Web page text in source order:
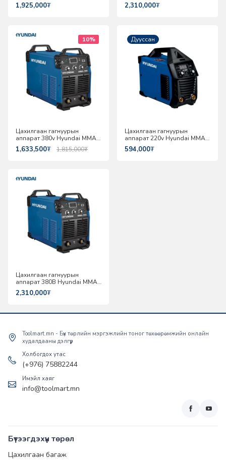
1,925,000₮ 2,310,000₮
10%
Цахилгаан гагнуурын
аппарат 380v Hyundai MMA-
380
1,633,500₮ 1,815,000₮
Дууссан
Цахилгаан гагнуурын
аппарат 220v Hyundai MMA-
200P
594,000₮
Цахилгаан гагнуурын
аппарат 380В Hyundai MMA-
500
2,310,000₮
Toolmart.mn - Бүх төрлийн мэргэжлийн тоног төхөөрөмжийн онлайн
худалдааны дэлгүүр
Холбогдох утас
(+976) 75882244
Имэйл хаяг
info@toolmart.mn
Бүтээгдэхүүн төрөл
Цахилгаан багаж